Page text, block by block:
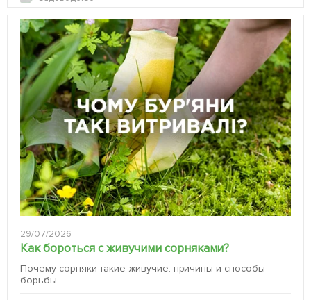
29/07/2026
Как бороться с живучими сорняками?
Почему сорняки такие живучие: причины и способы
борьбы